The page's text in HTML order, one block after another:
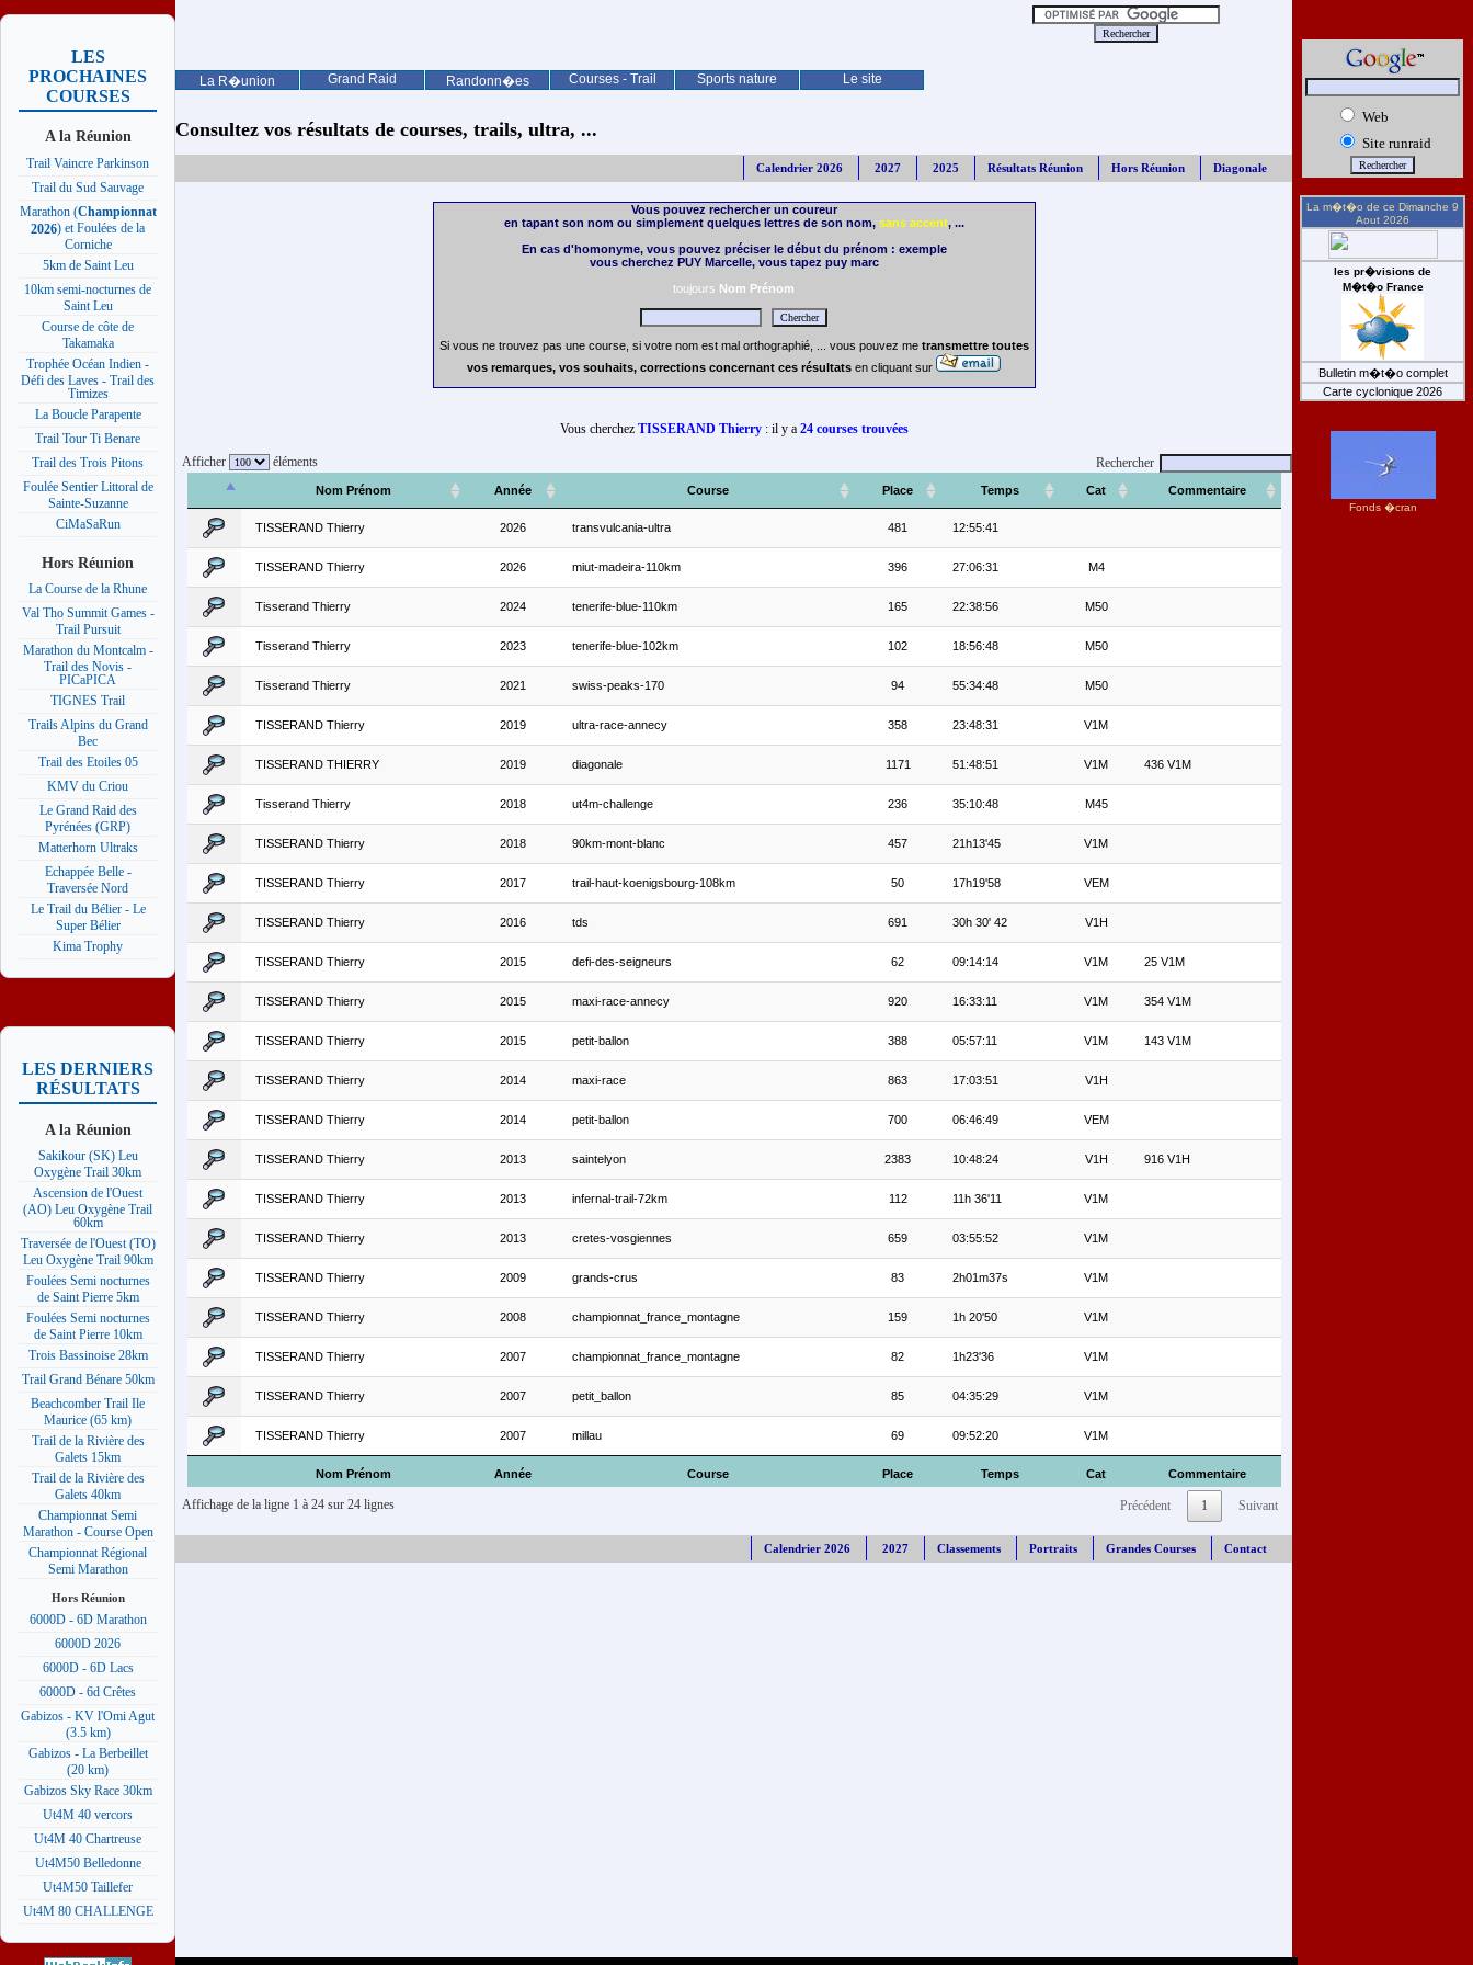
La R�union Grand Raid Randonn�es Courses - Trail Sports nature Le site
LES
PROCHAINES
COURSES
A la Réunion
Trail Vaincre Parkinson
Trail du Sud Sauvage
Marathon (Championnat
2026) et Foulées de la
Corniche
5km de Saint Leu
10km semi-nocturnes de
Saint Leu
Course de côte de
Takamaka
Trophée Océan Indien -
Défi des Laves - Trail des
Timizes
La Boucle Parapente
Trail Tour Ti Benare
Trail des Trois Pitons
Foulée Sentier Littoral de
Sainte-Suzanne
CiMaSaRun
Hors Réunion
La Course de la Rhune
Val Tho Summit Games -
Trail Pursuit
Marathon du Montcalm -
Trail des Novis -
PICaPICA
TIGNES Trail
Trails Alpins du Grand
Bec
Trail des Etoiles 05
KMV du Criou
Le Grand Raid des
Pyrénées (GRP)
Matterhorn Ultraks
Echappée Belle -
Traversée Nord
Le Trail du Bélier - Le
Super Bélier
Kima Trophy
LES DERNIERS
RÉSULTATS
A la Réunion
Sakikour (SK) Leu
Oxygène Trail 30km
Ascension de l'Ouest
(AO) Leu Oxygène Trail
60km
Traversée de l'Ouest (TO)
Leu Oxygène Trail 90km
Foulées Semi nocturnes
de Saint Pierre 5km
Foulées Semi nocturnes
de Saint Pierre 10km
Trois Bassinoise 28km
Trail Grand Bénare 50km
Beachcomber Trail Ile
Maurice (65 km)
Trail de la Rivière des
Galets 15km
Trail de la Rivière des
Galets 40km
Championnat Semi
Marathon - Course Open
Championnat Régional
Semi Marathon
Hors Réunion
6000D - 6D Marathon
6000D 2026
6000D - 6D Lacs
6000D - 6d Crêtes
Gabizos - KV l'Omi Agut
(3.5 km)
Gabizos - La Berbeillet
(20 km)
Gabizos Sky Race 30km
Ut4M 40 vercors
Ut4M 40 Chartreuse
Ut4M50 Belledonne
Ut4M50 Taillefer
Ut4M 80 CHALLENGE
Consultez vos résultats de courses, trails, ultra, ...
Calendrier 2026 2027 2025 Résultats Réunion Hors Réunion Diagonale
Vous pouvez rechercher un coureur
en tapant son nom ou simplement quelques lettres de son nom, sans accent, ...
En cas d'homonyme, vous pouvez préciser le début du prénom : exemple
vous cherchez PUY Marcelle, vous tapez puy marc
toujours Nom Prénom
Si vous ne trouvez pas une course, si votre nom est mal orthographié, ... vous pouvez me transmettre toutes
vos remarques, vos souhaits, corrections concernant ces résultats en cliquant sur
Vous cherchez TISSERAND Thierry: il y a 24 courses trouvées
Afficher éléments Rechercher
Nom Prénom Année Course Place Temps Cat Commentaire
Nom Prénom Année Course Place Temps Cat Commentaire
TISSERAND Thierry 2026 transvulcania-ultra 481 12:55:41
TISSERAND Thierry 2026 miut-madeira-110km 396 27:06:31 M4
Tisserand Thierry 2024 tenerife-blue-110km 165 22:38:56 M50
Tisserand Thierry 2023 tenerife-blue-102km 102 18:56:48 M50
Tisserand Thierry 2021 swiss-peaks-170 94 55:34:48 M50
TISSERAND Thierry 2019 ultra-race-annecy 358 23:48:31 V1M
TISSERAND THIERRY 2019 diagonale 1171 51:48:51 V1M 436 V1M
Tisserand Thierry 2018 ut4m-challenge 236 35:10:48 M45
TISSERAND Thierry 2018 90km-mont-blanc 457 21h13'45 V1M
TISSERAND Thierry 2017 trail-haut-koenigsbourg-108km 50 17h19'58 VEM
TISSERAND Thierry 2016 tds 691 30h 30' 42 V1H
TISSERAND Thierry 2015 defi-des-seigneurs 62 09:14:14 V1M 25 V1M
TISSERAND Thierry 2015 maxi-race-annecy 920 16:33:11 V1M 354 V1M
TISSERAND Thierry 2015 petit-ballon 388 05:57:11 V1M 143 V1M
TISSERAND Thierry 2014 maxi-race 863 17:03:51 V1H
TISSERAND Thierry 2014 petit-ballon 700 06:46:49 VEM
TISSERAND Thierry 2013 saintelyon 2383 10:48:24 V1H 916 V1H
TISSERAND Thierry 2013 infernal-trail-72km 112 11h 36'11 V1M
TISSERAND Thierry 2013 cretes-vosgiennes 659 03:55:52 V1M
TISSERAND Thierry 2009 grands-crus 83 2h01m37s V1M
TISSERAND Thierry 2008 championnat_france_montagne 159 1h 20'50 V1M
TISSERAND Thierry 2007 championnat_france_montagne 82 1h23'36 V1M
TISSERAND Thierry 2007 petit_ballon 85 04:35:29 V1M
TISSERAND Thierry 2007 millau 69 09:52:20 V1M
Affichage de la ligne 1 à 24 sur 24 lignes Précédent 1 Suivant
Calendrier 2026 2027 Classements Portraits Grandes Courses Contact
Web
Site runraid
La m�t�o de ce Dimanche 9
Aout 2026
les pr�visions de
M�t�o France
Bulletin m�t�o complet
Carte cyclonique 2026
Fonds �cran